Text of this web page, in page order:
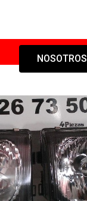
NOSOTROS